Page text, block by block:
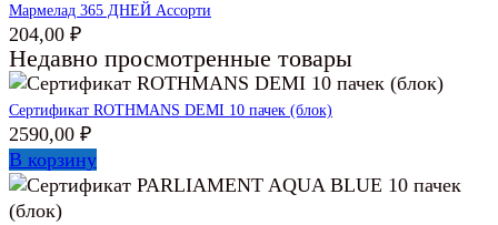
Мармелад 365 ДНЕЙ Ассорти
204,00 ₽
Недавно просмотренные товары
Сертификат ROTHMANS DEMI 10 пачек (блок)
2590,00 ₽
В корзину